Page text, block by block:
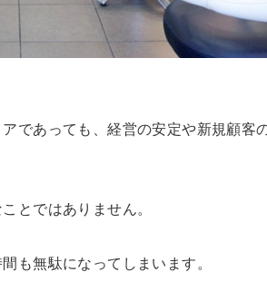
であっても、経営の安定や新規顧客
とではありません。
も無駄になってしまいます。